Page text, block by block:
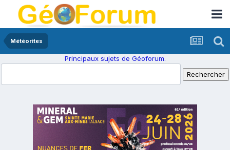
Météorites
Principaux sujets de Géoforum.